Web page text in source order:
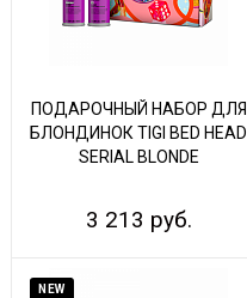
ПОДАРОЧНЫЙ НАБОР ДЛЯ
БЛОНДИНОК TIGI BED HEAD
SERIAL BLONDE
3 213 руб.
NEW